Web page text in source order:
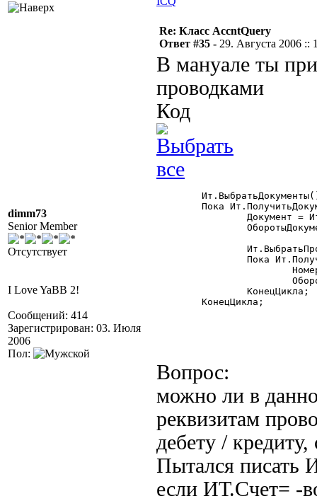
dimm73
Senior Member
Отсутствует
I Love YaBB 2!
Сообщений: 414
Зарегистрирован: 03. Июля
2006
Пол:
Re: Класс AccntQuery
Ответ #35 - 29. Августа 2006 ::
В мануале ты
проводками
Код
Вопрос:
можно ли в
реквизитам
дебету /
Пытался писать
если ИТ.Счет= -